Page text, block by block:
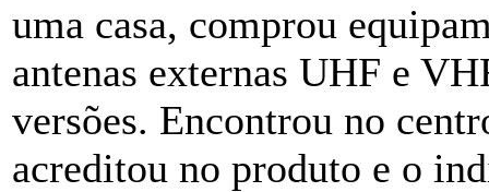
uma casa, comprou
antenas externas UHF e
versões. Encontrou no
acreditou no produto e o